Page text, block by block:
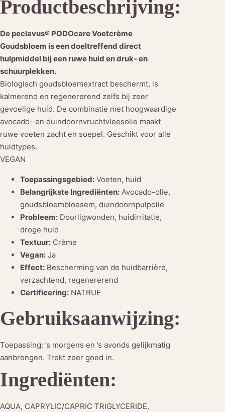
c
a
r
e
V
o
e
t
c
r
è
a
n
t
l
Productbeschrijving:
De peclavus® PODOcare Voetcrème
Goudsbloem is een doeltreffend direct
hulpmiddel bij een ruwe huid en druk- en
schuurplekken.
Biologisch goudsbloemextract beschermt, is
kalmerend en regenererend zelfs bij zeer
gevoelige huid. De combinatie met hoogwaardige
avocado- en duindoornvruchtvleesolie maakt
ruwe voeten zacht en soepel. Geschikt voor alle
huidtypes.
VEGAN
Toepassingsgebied: Voeten, huid
Belangrijkste Ingrediënten: Avocado-olie,
goudsbloembloesem, duindoornpulpolie
Probleem: Doorligwonden, huidirritatie,
droge huid
Textuur: Crème
Vegan: Ja
Effect: Bescherming van de huidbarrière,
verzachtend, regenererend
Certificering: NATRUE
Gebruiksaanwijzing:
Toepassing: ’s morgens en ’s avonds gelijkmatig
aanbrengen. Trekt zeer goed in.
Ingrediënten:
AQUA, CAPRYLIC/CAPRIC TRIGLYCERIDE,